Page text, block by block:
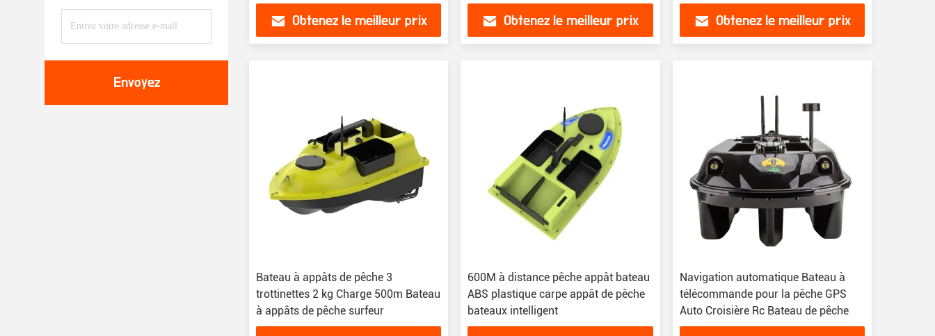
Envoyez
Obtenez le meilleur prix Obtenez le meilleur prix Obtenez le meilleur prix
Bateau à appâts de pêche 3
trottinettes 2 kg Charge 500m Bateau
à appâts de pêche surfeur
600M à distance pêche appât bateau
ABS plastique carpe appât de pêche
bateaux intelligent
Navigation automatique Bateau à
télécommande pour la pêche GPS
Auto Croisière Rc Bateau de pêche